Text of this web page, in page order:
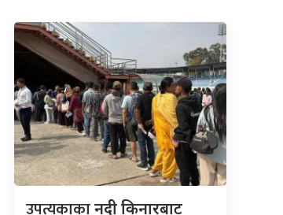
उपत्यकाकानदी किनारबाट